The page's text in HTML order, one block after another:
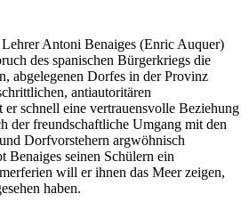
Antoni Benaiges (Enric Auquer)
des spanischen Bürgerkriegs die
abgelegenen Dorfes in der Provinz
antiautoritären
er schnell eine vertrauensvolle Beziehung
der freundschaftliche Umgang mit den
Dorfvorstehern argwöhnisch
Benaiges seinen Schülern ein
will er ihnen das Meer zeigen,
haben.